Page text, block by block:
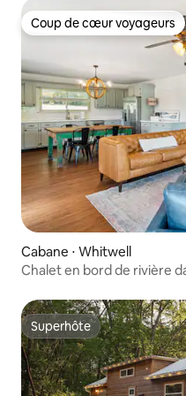
Coup de cœur voyageurs
Coup de cœur voyageurs
Cabane ⋅ Whitwell
Chalet en bord de rivière
Superhôte
Superhôte